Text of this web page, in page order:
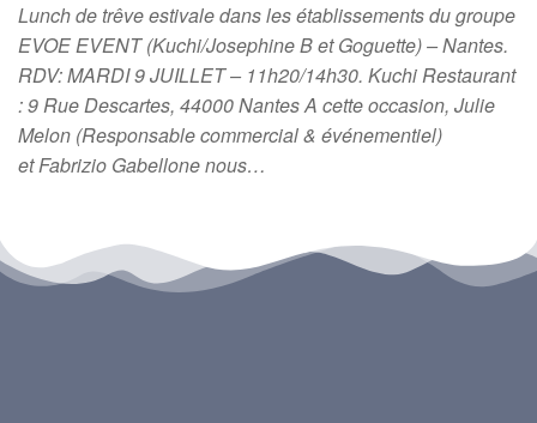
Lunch de trêve estivale dans les établissements du groupe
EVOE EVENT (Kuchi/Josephine B et Goguette) – Nantes.
RDV: MARDI 9 JUILLET – 11h20/14h30. Kuchi Restaurant
: 9 Rue Descartes, 44000 Nantes A cette occasion, Julie
Melon (Responsable commercial & événementiel)
et Fabrizio Gabellone nous…